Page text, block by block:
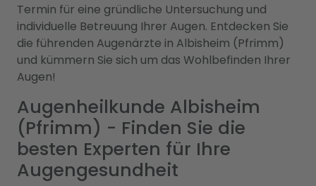
Termin für eine gründliche Untersuchung und
individuelle Betreuung Ihrer Augen. Entdecken Sie
die führenden Augenärzte in Albisheim (Pfrimm)
und kümmern Sie sich um das Wohlbefinden Ihrer
Augen!
Augenheilkunde Albisheim
(Pfrimm) - Finden Sie die
besten Experten für Ihre
Augengesundheit